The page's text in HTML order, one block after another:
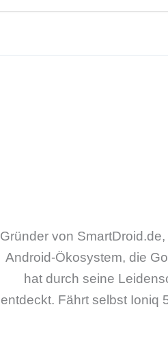
Gründer von
Android-Ökosystem, die
hat durch seine
entdeckt. Fährt selbst Ioniq